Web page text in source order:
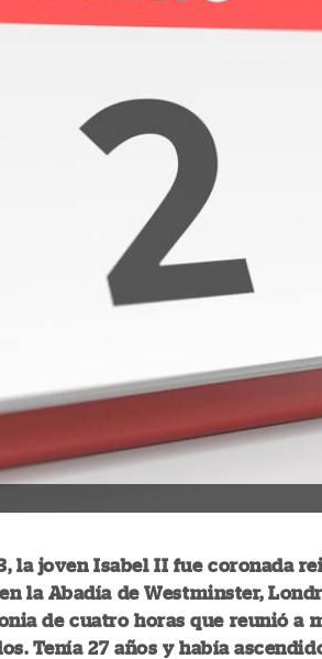
la joven Isabel II fue coronada
la Abadía de Westminster,
de cuatro horas que reunió a
Tenía 27 años y había